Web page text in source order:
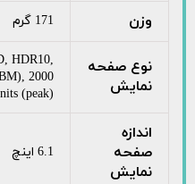
وزن 171 گرم
نوع صفحه
نمایش
HDR10,
2000
nits (peak)
اندازه
صفحه
نمایش
6.1 اینچ